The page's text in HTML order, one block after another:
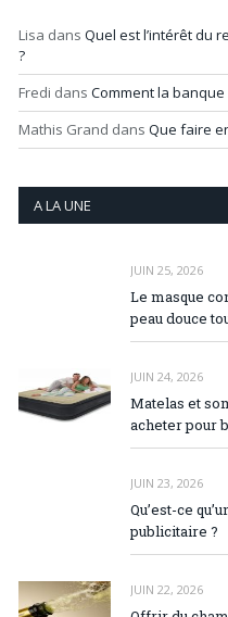
Lisa dans Quel est l’intérêt du
?
Fredi dans Comment la
Mathis Grand dans Que faire
A LA UNE
JUIN 25, 2026
Le masque
peau douce
JUIN 24, 2026
Matelas et
acheter pour
JUIN 23, 2026
Qu’est-ce
publicitaire ?
JUIN 22, 2026